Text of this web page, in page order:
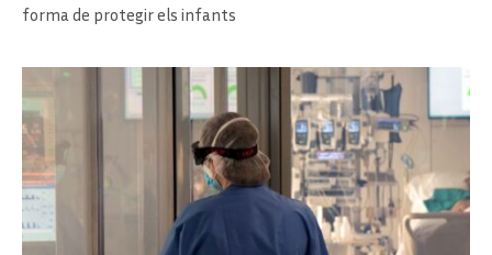
forma de protegir els infants